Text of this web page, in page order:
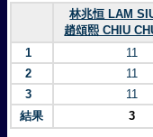
林兆恒 LAM
趙頌熙 CHIU
1
11
2
11
3
11
結果
3